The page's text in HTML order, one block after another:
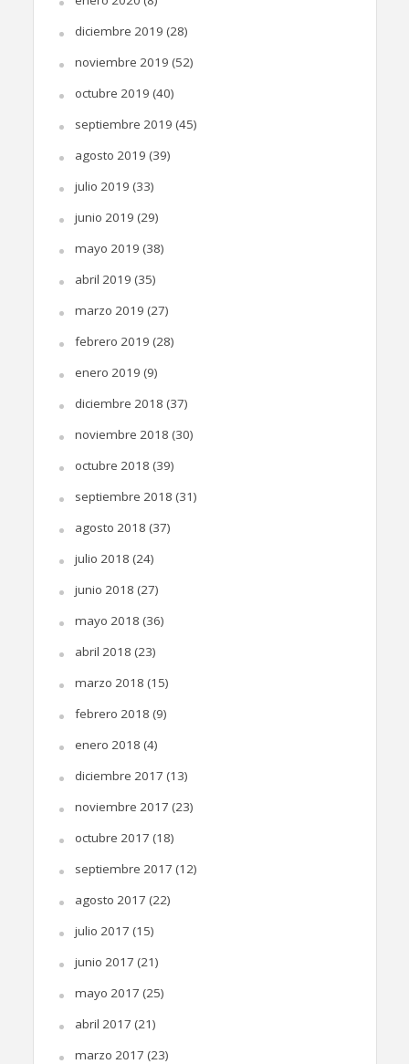
diciembre 2019 (28)
noviembre 2019 (52)
octubre 2019 (40)
septiembre 2019 (45)
agosto 2019 (39)
julio 2019 (33)
junio 2019 (29)
mayo 2019 (38)
abril 2019 (35)
marzo 2019 (27)
febrero 2019 (28)
enero 2019 (9)
diciembre 2018 (37)
noviembre 2018 (30)
octubre 2018 (39)
septiembre 2018 (31)
agosto 2018 (37)
julio 2018 (24)
junio 2018 (27)
mayo 2018 (36)
abril 2018 (23)
marzo 2018 (15)
febrero 2018 (9)
enero 2018 (4)
diciembre 2017 (13)
noviembre 2017 (23)
octubre 2017 (18)
septiembre 2017 (12)
agosto 2017 (22)
julio 2017 (15)
junio 2017 (21)
mayo 2017 (25)
abril 2017 (21)
marzo 2017 (23)